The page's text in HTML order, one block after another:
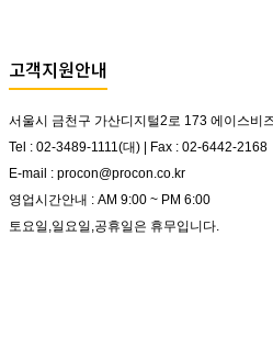
고객지원안내
서울시 금천구 가산디지털2로 173 에이스비
Tel : 02-3489-1111(대) | Fax : 02-6442-2168
E-mail : procon@procon.co.kr
영업시간안내 : AM 9:00 ~ PM 6:00
토요일,일요일,공휴일은 휴무입니다.